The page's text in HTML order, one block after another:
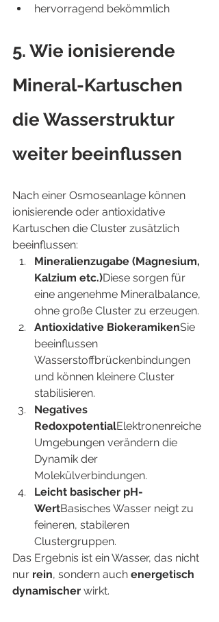
hervorragend bekömmlich
5. Wie ionisierende
Mineral-Kartuschen
die Wasserstruktur
weiter beeinflussen
Nach einer Osmoseanlage können
ionisierende oder antioxidative
Kartuschen die Cluster zusätzlich
beeinflussen:
Mineralienzugabe (Magnesium,
Kalzium etc.)Diese sorgen für
eine angenehme Mineralbalance,
ohne große Cluster zu erzeugen.
Antioxidative BiokeramikenSie
beeinflussen
Wasserstoffbrückenbindungen
und können kleinere Cluster
stabilisieren.
Negatives
RedoxpotentialElektronenreiche
Umgebungen verändern die
Dynamik der
Molekülverbindungen.
Leicht basischer pH-
WertBasisches Wasser neigt zu
feineren, stabileren
Clustergruppen.
Das Ergebnis ist ein Wasser, das nicht
nur rein, sondern auch energetisch
dynamischer wirkt.